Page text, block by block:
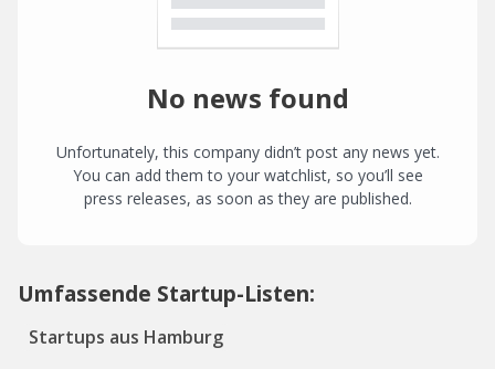
No news found
Unfortunately, this company didn’t post any news yet.
You can add them to your watchlist, so you’ll see
press releases, as soon as they are published.
Umfassende Startup-Listen:
Startups aus Hamburg